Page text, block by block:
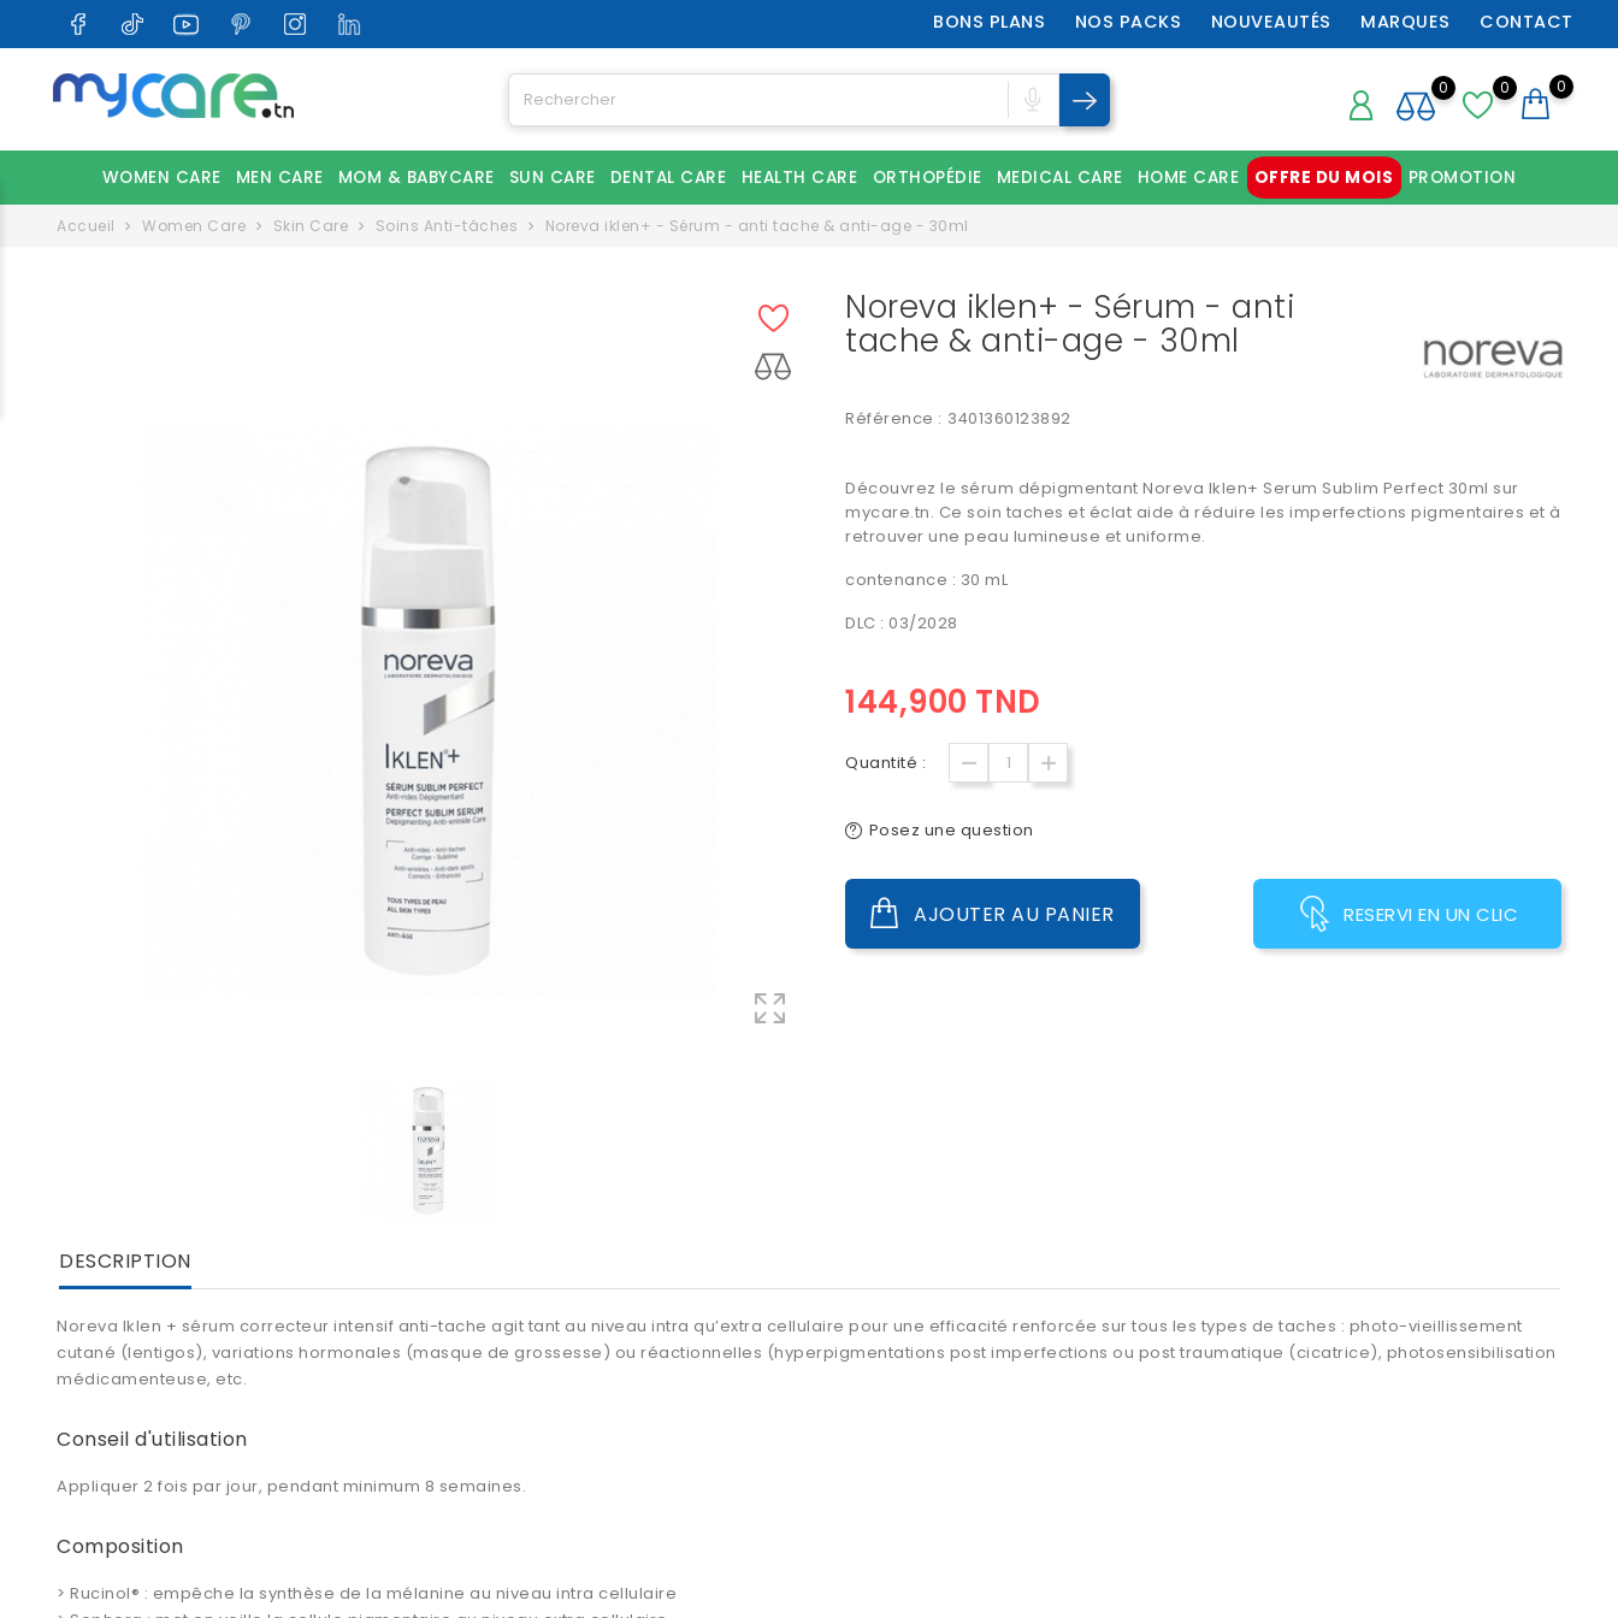
BONS PLANS NOS PACKS NOUVEAUTÉS MARQUES CONTACT
0 0
0
WOMEN CARE MEN CARE MOM & BABYCARE SUN CARE DENTAL CARE HEALTH CARE ORTHOPÉDIE MEDICAL CARE HOME CARE OFFRE DU MOIS PROMOTION
Accueil Women Care Skin Care Soins Anti-tâches Noreva iklen+ - Sérum - anti tache & anti-age - 30ml
Noreva iklen+ - Sérum - anti
tache & anti-age - 30ml
Référence : 3401360123892
Découvrez le sérum dépigmentant Noreva Iklen+ Serum Sublim Perfect 30ml sur
mycare.tn. Ce soin taches et éclat aide à réduire les imperfections pigmentaires et à
retrouver une peau lumineuse et uniforme.
contenance : 30 mL
DLC : 03/2028
144,900 TND
Quantité :
Posez une question
AJOUTER AU PANIER RESERVI EN UN CLIC
DESCRIPTION
Noreva Iklen + sérum correcteur intensif anti-tache agit tant au niveau intra qu’extra cellulaire pour une efficacité renforcée sur tous les types de taches : photo-vieillissement
cutané (lentigos), variations hormonales (masque de grossesse) ou réactionnelles (hyperpigmentations post imperfections ou post traumatique (cicatrice), photosensibilisation
médicamenteuse, etc.
Conseil d'utilisation
Appliquer 2 fois par jour, pendant minimum 8 semaines.
Composition
> Rucinol® : empêche la synthèse de la mélanine au niveau intra cellulaire